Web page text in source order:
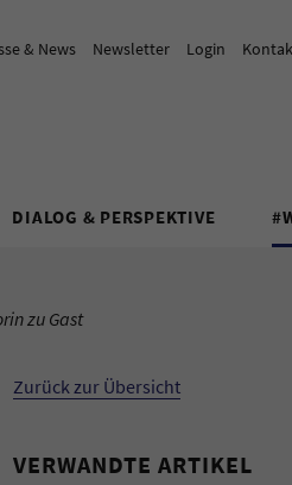
& News Newsletter Login
DIALOG & PERSPEKTIVE
zu Gast
Zurück zur Übersicht
VERWANDTE ARTIKEL